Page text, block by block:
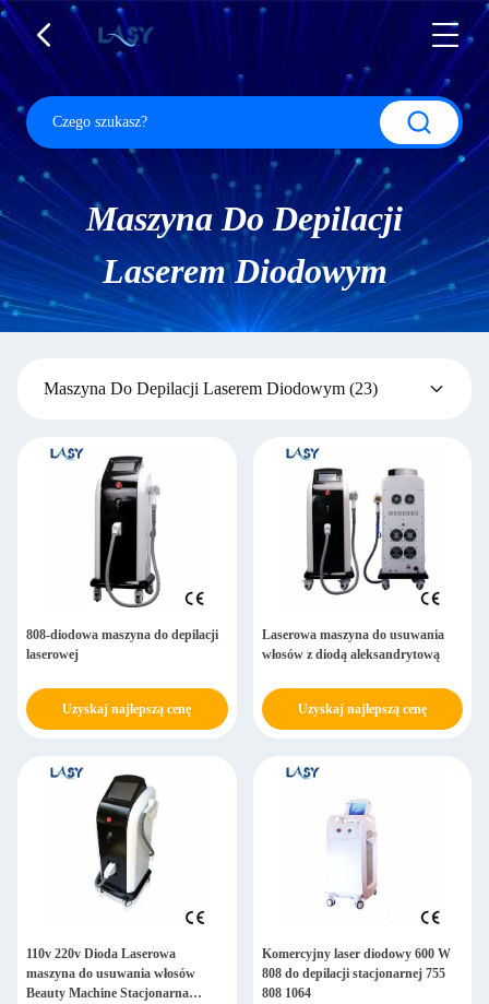
Maszyna Do Depilacji
Laserem Diodowym
Maszyna Do Depilacji Laserem Diodowym (23)
808-diodowa maszyna do depilacji
laserowej
Uzyskaj najlepszą cenę
Laserowa maszyna do usuwania
włosów z diodą aleksandrytową
Uzyskaj najlepszą cenę
110v 220v Dioda Laserowa
maszyna do usuwania włosów
Beauty Machine Stacjonarna
Komercyjny laser diodowy 600 W
808 do depilacji stacjonarnej 755
808 1064